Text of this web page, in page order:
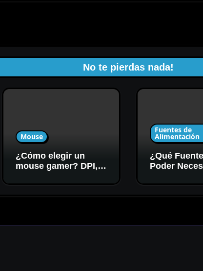
No te pierdas nada!
Mouse
¿Cómo elegir un
mouse gamer? DPI,
Fuentes de
Alimentación
¿Qué
Poder
Certificación